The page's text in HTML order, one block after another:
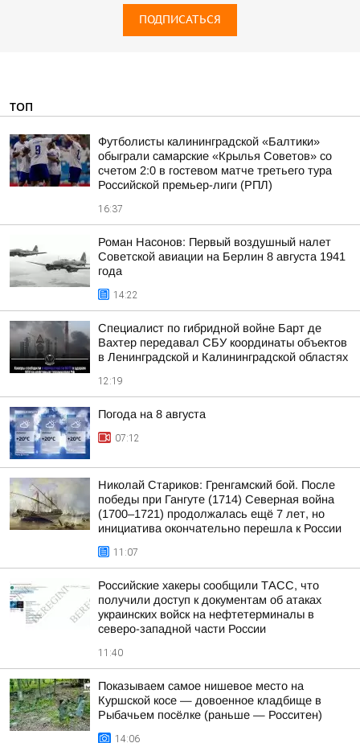
ПОДПИСАТЬСЯ
ТОП
Футболисты калининградской «Балтики»
обыграли самарские «Крылья Советов» со
счетом 2:0 в гостевом матче третьего тура
Российской премьер-лиги (РПЛ)
16:37
Роман Насонов: Первый воздушный налет
Советской авиации на Берлин 8 августа 1941
года
14:22
Специалист по гибридной войне Барт де
Вахтер передавал СБУ координаты объектов
в Ленинградской и Калининградской областях
12:19
Погода на 8 августа
07:12
Николай Стариков: Гренгамский бой. После
победы при Гангуте (1714) Северная война
(1700–1721) продолжалась ещё 7 лет, но
инициатива окончательно перешла к России
11:07
Российские хакеры сообщили ТАСС, что
получили доступ к документам об атаках
украинских войск на нефтетерминалы в
северо-западной части России
11:40
Показываем самое нишевое место на
Куршской косе — довоенное кладбище в
Рыбачьем посёлке (раньше — Росситен)
14:06